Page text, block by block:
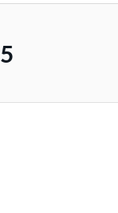
5